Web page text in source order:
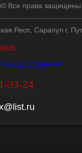
Все права защищены
Респ, Сарапул г,
33-24